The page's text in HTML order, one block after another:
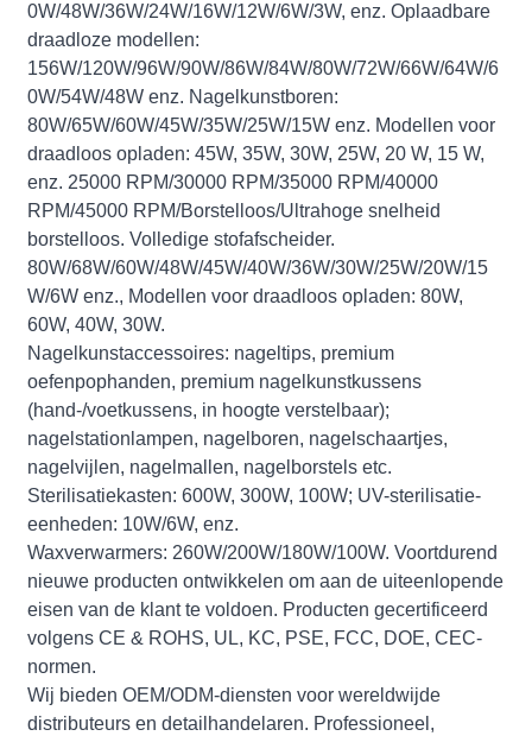
0W/48W/36W/24W/16W/12W/6W/3W, enz. Oplaadbare
draadloze modellen:
156W/120W/96W/90W/86W/84W/80W/72W/66W/64W/6
0W/54W/48W enz. Nagelkunstboren:
80W/65W/60W/45W/35W/25W/15W enz. Modellen voor
draadloos opladen: 45W, 35W, 30W, 25W, 20 W, 15 W,
enz. 25000 RPM/30000 RPM/35000 RPM/40000
RPM/45000 RPM/Borstelloos/Ultrahoge snelheid
borstelloos. Volledige stofafscheider.
80W/68W/60W/48W/45W/40W/36W/30W/25W/20W/15
W/6W enz., Modellen voor draadloos opladen: 80W,
60W, 40W, 30W.
Nagelkunstaccessoires: nageltips, premium
oefenpophanden, premium nagelkunstkussens
(hand-/voetkussens, in hoogte verstelbaar);
nagelstationlampen, nagelboren, nagelschaartjes,
nagelvijlen, nagelmallen, nagelborstels etc.
Sterilisatiekasten: 600W, 300W, 100W; UV-sterilisatie-
eenheden: 10W/6W, enz.
Waxverwarmers: 260W/200W/180W/100W. Voortdurend
nieuwe producten ontwikkelen om aan de uiteenlopende
eisen van de klant te voldoen. Producten gecertificeerd
volgens CE & ROHS, UL, KC, PSE, FCC, DOE, CEC-
normen.
Wij bieden OEM/ODM-diensten voor wereldwijde
distributeurs en detailhandelaren. Professioneel,